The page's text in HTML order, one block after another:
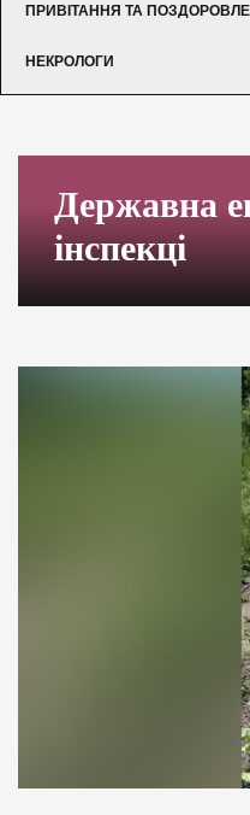
ПРИВІТАННЯ ТА
НЕКРОЛОГИ
Державна
інспекці